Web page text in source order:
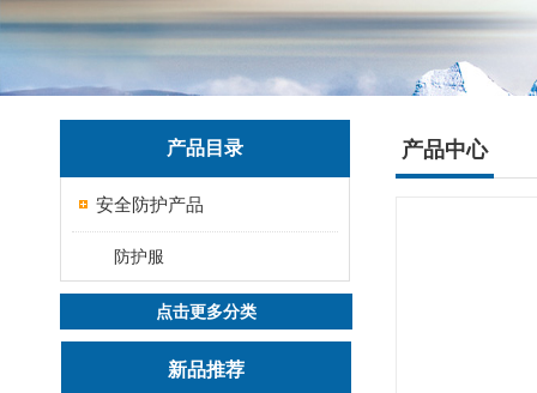
产品目录
安全防护产品
防护服
点击更多分类
新品推荐
产品中心